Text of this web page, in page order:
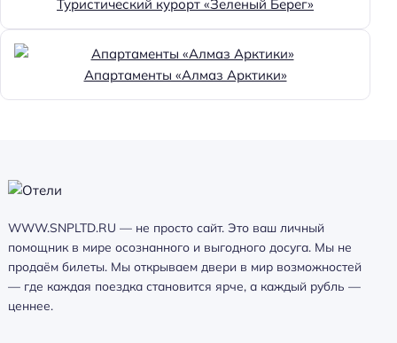
Туристический курорт «Зеленый Берег»
Апартаменты «Алмаз Арктики»
WWW.SNPLTD.RU — не просто сайт. Это ваш личный
помощник в мире осознанного и выгодного досуга. Мы не
продаём билеты. Мы открываем двери в мир возможностей
— где каждая поездка становится ярче, а каждый рубль —
ценнее.